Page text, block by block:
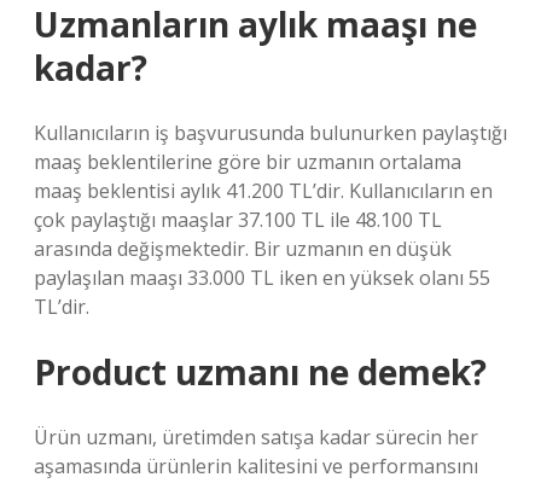
Uzmanların aylık maaşı ne
kadar?
Kullanıcıların iş başvurusunda bulunurken paylaştığı
maaş beklentilerine göre bir uzmanın ortalama
maaş beklentisi aylık 41.200 TL’dir. Kullanıcıların en
çok paylaştığı maaşlar 37.100 TL ile 48.100 TL
arasında değişmektedir. Bir uzmanın en düşük
paylaşılan maaşı 33.000 TL iken en yüksek olanı 55
TL’dir.
Product uzmanı ne demek?
Ürün uzmanı, üretimden satışa kadar sürecin her
aşamasında ürünlerin kalitesini ve performansını